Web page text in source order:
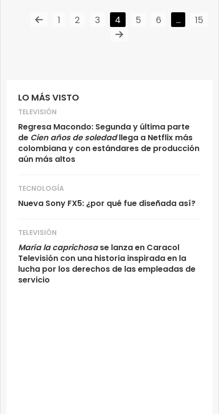
LO MÁS VISTO
TELEVISIÓN
Regresa Macondo: Segunda y última parte
de Cien años de soledadllega a Netflix más
colombiana y con estándares de producción
aún más altos
TECNOLOGÍA
Nueva Sony FX5: ¿por qué fue diseñada así?
TELEVISIÓN
María la caprichosase lanza en Caracol
Televisión con una historia inspirada en la
lucha por los derechos de las empleadas de
servicio
1 2 3 4 5 6 … 15